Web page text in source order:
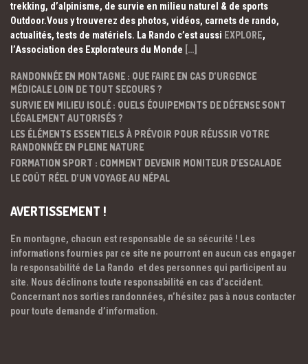
trekking, d’alpinisme, de survie en milieu naturel & de sports
Outdoor.Vous y trouverez des photos, vidéos, carnets de rando,
actualités, tests de matériels. La Rando c’est aussi EXPLORE,
l’Association des Explorateurs du Monde […]
RANDONNÉE EN MONTAGNE : QUE FAIRE EN CAS D’URGENCE
MÉDICALE LOIN DE TOUT SECOURS ?
SURVIE EN MILIEU ISOLÉ : QUELS ÉQUIPEMENTS DE DÉFENSE SONT
LÉGALEMENT AUTORISÉS ?
LES ÉLÉMENTS ESSENTIELS À PRÉVOIR POUR RÉUSSIR VOTRE
RANDONNÉE EN PLEINE NATURE
FORMATION SPORT : COMMENT DEVENIR MONITEUR D’ESCALADE
LE COÛT RÉEL D’UN VOYAGE AU NÉPAL
AVERTISSEMENT !
En montagne, chacun est responsable de sa sécurité ! Les
informations fournies par ce site ne pourront en aucun cas engager
la responsabilité de La Rando et des personnes qui participent au
site. Nous déclinons toute responsabilité en cas d’accident.
Concernant nos sorties randonnées, n’hésitez pas à nous contacter
pour toute demande d’information.